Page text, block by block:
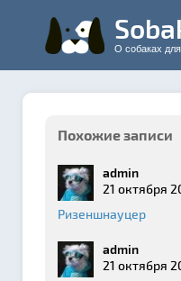
О собаках
Похожие записи
admin
21 октября
Ризеншнауцер
admin
21 октября